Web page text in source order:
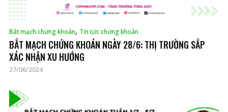
Bắt mạch chứng khoán, Tin tức chứng khoán
BẮT MẠCH CHỨNG KHOÁN NGÀY 28/6: THỊ TRƯỜNG SẮP
XÁC NHẬN XU HƯỚNG
27/06/2024